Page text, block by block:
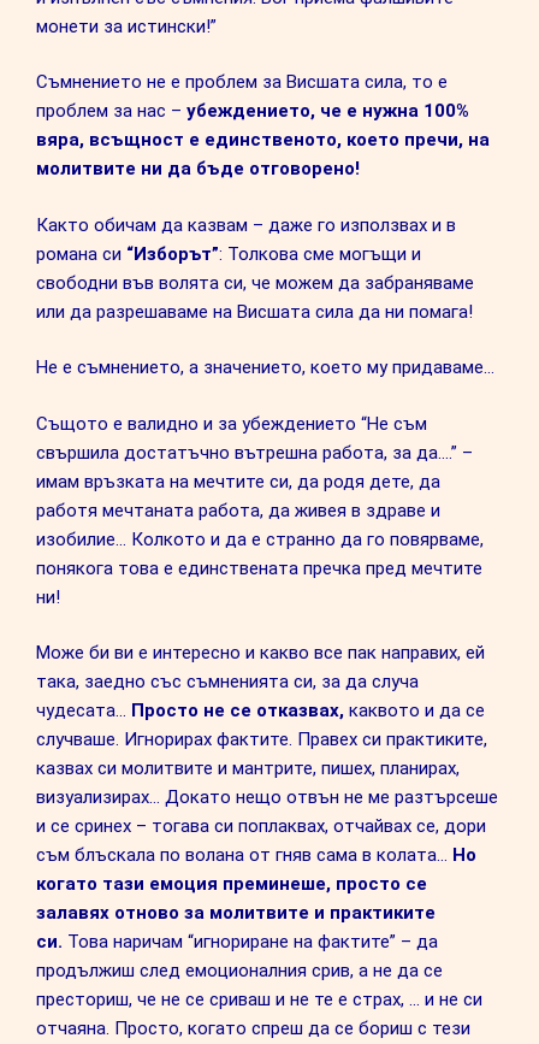
монети за истински!”
Съмнението не е проблем за Висшата сила, то е
проблем за нас – убеждението, че е нужна 100%
вяра, всъщност е единственото, което пречи, на
молитвите ни да бъде отговорено!
Както обичам да казвам – даже го използвах и в
романа си “Изборът”: Толкова сме могъщи и
свободни във волята си, че можем да забраняваме
или да разрешаваме на Висшата сила да ни помага!
Не е съмнението, а значението, което му придаваме…
Същото е валидно и за убеждението “Не съм
свършила достатъчно вътрешна работа, за да….” –
имам връзката на мечтите си, да родя дете, да
работя мечтаната работа, да живея в здраве и
изобилие… Колкото и да е странно да го повярваме,
понякога това е единствената пречка пред мечтите
ни!
Може би ви е интересно и какво все пак направих, ей
така, заедно със съмненията си, за да случа
чудесата… Просто не се отказвах, каквото и да се
случваше. Игнорирах фактите. Правех си практиките,
казвах си молитвите и мантрите, пишех, планирах,
визуализирах… Докато нещо отвън не ме разтърсеше
и се сринех – тогава си поплаквах, отчайвах се, дори
съм блъскала по волана от гняв сама в колата… Но
когато тази емоция преминеше, просто се
залавях отново за молитвите и практиките
си. Това наричам “игнориране на фактите” – да
продължиш след емоционалния срив, а не да се
престориш, че не се сриваш и не те е страх, … и не си
отчаяна. Просто, когато спреш да се бориш с тези